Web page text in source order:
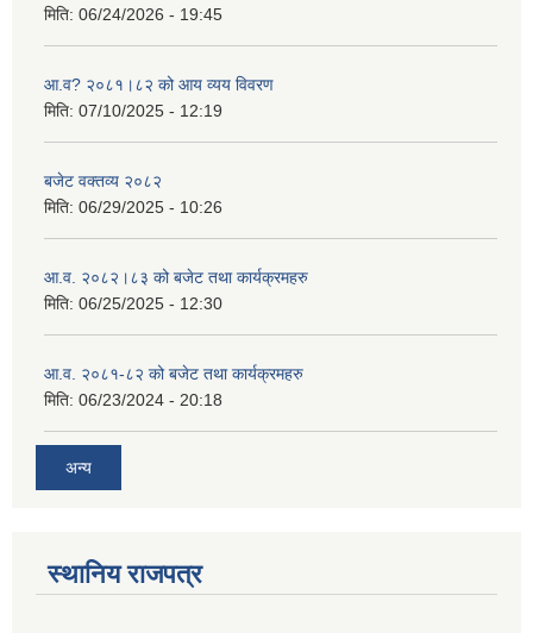
मिति: 06/24/2026 - 19:45
आ.व? २०८१।८२ को आय व्यय विवरण
मिति: 07/10/2025 - 12:19
बजेट वक्तव्य २०८२
मिति: 06/29/2025 - 10:26
आ.व. २०८२।८३ को बजेट तथा कार्यक्रमहरु
मिति: 06/25/2025 - 12:30
आ.व. २०८१-८२ को बजेट तथा कार्यक्रमहरु
मिति: 06/23/2024 - 20:18
अन्य
स्थानिय राजपत्र